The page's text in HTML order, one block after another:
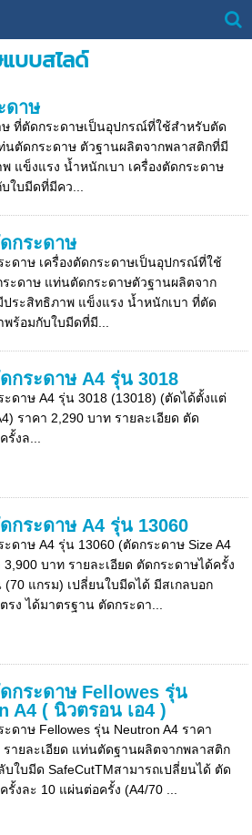
บบสไลด์
ดาษ
ที่ตัดกระดาษเป็นอุปกรณ์ที่ใช้สำหรับตัด
นตัดกระดาษ ตัวฐานผลิตจากพลาสติกที่มี
แข็งแรง น้ำหนักเบา เครื่องตัดกระดาษ
ใบมีดที่มีคว...
กระดาษ
ะดาษ เครื่องตัดกระดาษเป็นอุปกรณ์ที่ใช้
ะดาษ แท่นตัดกระดาษตัวฐานผลิตจาก
ระสิทธิภาพ แข็งแรง น้ำหนักเบา ที่ตัด
ร้อมกับใบมีดที่มี...
กระดาษ A4 รุ่น 3018
ะดาษ A4 รุ่น 3018 (13018) (ตัดได้ตั้งแต่
ราคา 2,290 บาท รายละเอียด ตัด
งล...
กระดาษ A4 รุ่น 13060
ะดาษ A4 รุ่น 13060 (ตัดกระดาษ Size A4
3,900 บาท รายละเอียด ตัดกระดาษได้ครั้ง
(70 แกรม) เปลี่ยนใบมีดได้ มีสเกลบอก
รง ได้มาตรฐาน ตัดกระดา...
ดกระดาษ Fellowes รุ่น
A4 ( นิวตรอน เอ4 )
ะดาษ Fellowes รุ่น Neutron A4 ราคา
รายละเอียด แท่นตัดฐานผลิตจากพลาสติก
บใบมีด SafeCutTMสามารถเปลี่ยนได้ ตัด
รั้งละ 10 แผ่นต่อครั้ง (A4/70 ...